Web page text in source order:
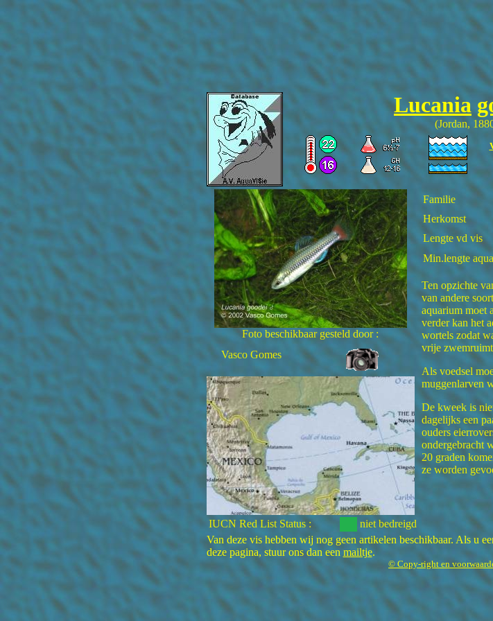
Lucania
(Jordan,
Familie
Herkomst
Lengte vd vis
Min.lengte
Ten opzichte
van andere
aquarium moet
verder kan het
wortels zodat
vrije
Als voedsel
muggenlarven
De kweek is
dagelijks een
ouders
ondergebracht
20 graden
ze worden
Foto beschikbaar gesteld door :
Vasco Gomes
IUCN Red List Status :
niet bedreigd
Van deze vis hebben wij nog geen artikelen beschikbaar. Als u
deze pagina, stuur ons dan eenmailtje.
© Copy-right en